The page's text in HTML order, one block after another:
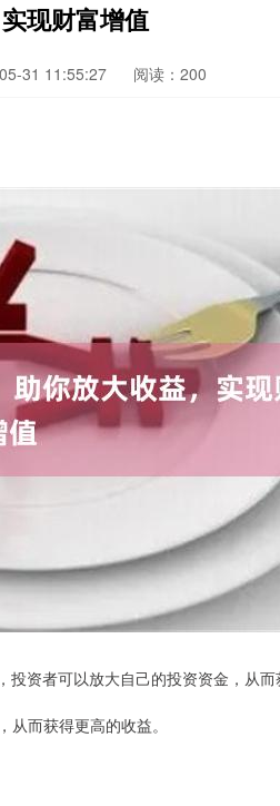
现财富增值
31 11:55:27 阅读：200
资者可以放大自己的投资资金，从而
而获得更高的收益。